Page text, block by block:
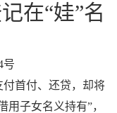
在“娃”名
号
首付、还贷，却将
用子女名义持有”，